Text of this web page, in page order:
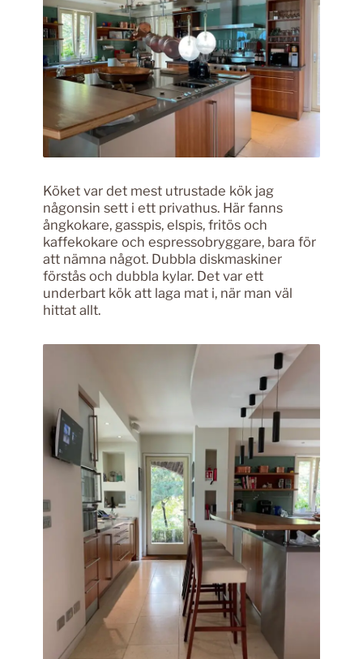
Köket var det mest utrustade kök jag
någonsin sett i ett privathus. Här fanns
ångkokare, gasspis, elspis, fritös och
kaffekokare och espressobryggare, bara för
att nämna något. Dubbla diskmaskiner
förstås och dubbla kylar. Det var ett
underbart kök att laga mat i, när man väl
hittat allt.